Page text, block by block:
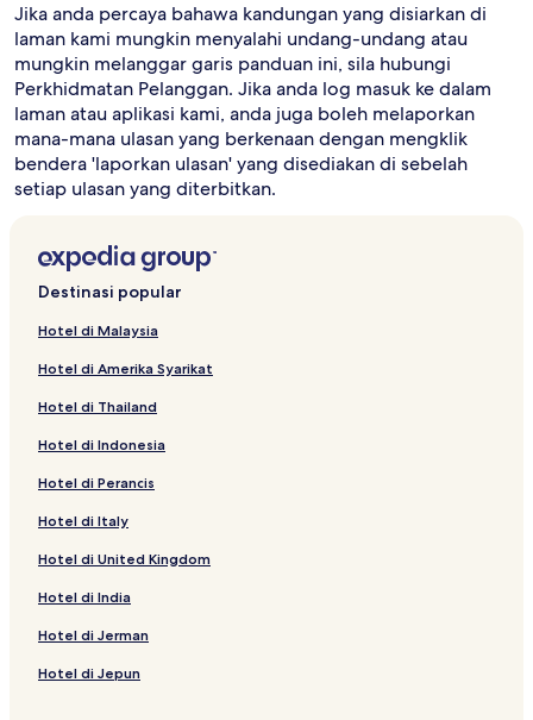
Jika anda percaya bahawa kandungan yang disiarkan di
laman kami mungkin menyalahi undang-undang atau
mungkin melanggar garis panduan ini, sila hubungi
Perkhidmatan Pelanggan. Jika anda log masuk ke dalam
laman atau aplikasi kami, anda juga boleh melaporkan
mana-mana ulasan yang berkenaan dengan mengklik
bendera 'laporkan ulasan' yang disediakan di sebelah
setiap ulasan yang diterbitkan.
Destinasi popular
Hotel di Malaysia
Hotel di Amerika Syarikat
Hotel di Thailand
Hotel di Indonesia
Hotel di Perancis
Hotel di Italy
Hotel di United Kingdom
Hotel di India
Hotel di Jerman
Hotel di Jepun